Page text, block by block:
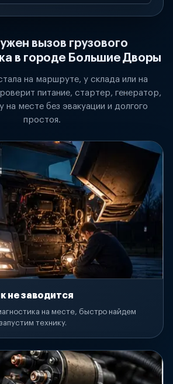
вызов грузового
в городе Большие Дворы
на маршруте, у склада или на
питание, стартер, генератор,
на месте без эвакуации и долгого
простоя.
не заводится
на месте, быстро найдем
технику.